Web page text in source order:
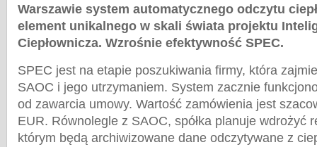
Warszawie system automatycznego odczytu
element unikalnego w skali świata projektu
Ciepłownicza. Wzrośnie efektywność SPEC.
SPEC jest na etapie poszukiwania firmy, która
SAOC i jego utrzymaniem. System zacznie
od zawarcia umowy. Wartość zamówienia jest
EUR. Równolegle z SAOC, spółka planuje wdrożyć
którym będą archiwizowane dane odczytywane z